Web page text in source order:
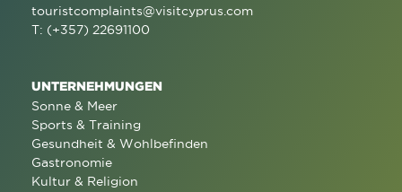
touristcomplaints@visitcyprus.com
T: (+357) 22691100
UNTERNEHMUNGEN
Sonne & Meer
Sports & Training
Gesundheit & Wohlbefinden
Gastronomie
Kultur & Religion